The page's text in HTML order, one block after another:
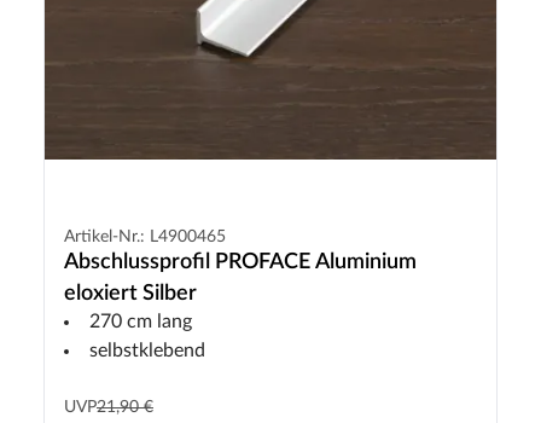
Artikel-Nr.: L4900465
Abschlussprofil PROFACE Aluminium
eloxiert Silber
270 cm lang
selbstklebend
UVP21,90 €